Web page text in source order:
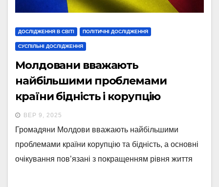
ДОСЛІДЖЕННЯ В СВІТІ ПОЛІТИЧНІ ДОСЛІДЖЕННЯ
СУСПІЛЬНІ ДОСЛІДЖЕННЯ
Молдовани вважають
найбільшими проблемами
країни бідність і корупцію
ВЕР 9, 2025
Громадяни Молдови вважають найбільшими
проблемами країни корупцію та бідність, а основні
очікування пов’язані з покращенням рівня життя